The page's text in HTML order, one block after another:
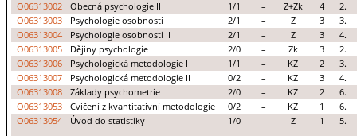
O06313002
Obecná psychologie II 1/1 – Z+Zk 4
2.
O06313003
Psychologie osobnosti I 2/1 – Z 3
3.
O06313004
Psychologie osobnosti II 2/1 – Z 3
4.
O06313005
Dějiny psychologie 2/0 – Zk 3
2.
O06313006
Psychologická metodologie I 1/1 – KZ 2
3.
O06313007
Psychologická metodologie II 0/2 – KZ 3
4.
O06313008
Základy psychometrie 2/0 – KZ 2
6.
O06313053
Cvičení z kvantitativní metodologie 0/2 – KZ 1
6.
O06313054
Úvod do statistiky 1/0 – Z 1 5.